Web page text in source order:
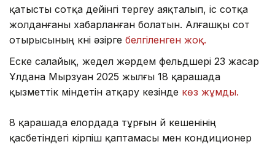
қатысты сотқа дейінгі тергеу аяқталып, іс сотқа
жолданғаны хабарланған болатын. Алғашқы сот
отырысының күні әзірге белгіленген жоқ.
Еске салайық, жедел жәрдем фельдшері 23 жасар
Ұлдана Мырзуан 2025 жылғы 18 қарашада
қызметтік міндетін атқару кезінде көз жұмды.
8 қарашада елордада тұрғын үй кешенінің
қасбетіндегі кірпіш қаптамасы мен кондиционер